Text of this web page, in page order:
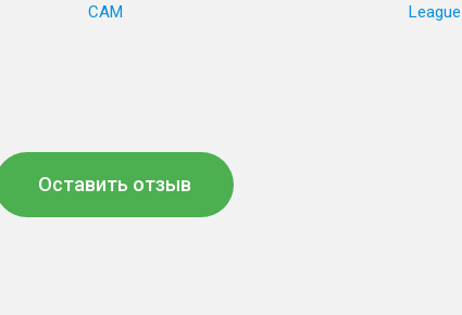
CAM League
Оставить отзыв